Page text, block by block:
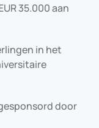
35.000 aan
in het
door